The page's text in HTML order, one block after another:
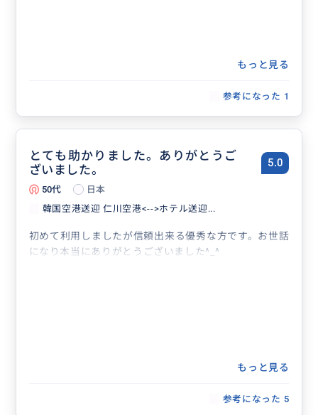
もっと見る
参考になった 1
とても助かりました。ありがとうご
ざいました。
5.0
50代
日本
韓国空港送迎 仁川空港<-->ホテル送迎...
初めて利用しましたが信頼出来る優秀な方です。お世話
になり本当にありがとうございました^_^
もっと見る
参考になった 5